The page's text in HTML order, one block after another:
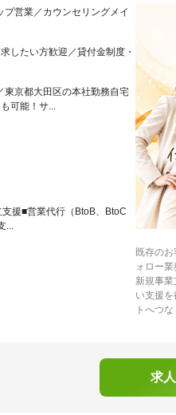
プ営業／カウンセリングメイ
したい方歓迎／貸付金制度・
京都大田区の本社勤務自宅
可能！サ...
援■営業代行（BtoB、BtoC
...
既存の
ォロー
新規事
い支援
トへつ
求